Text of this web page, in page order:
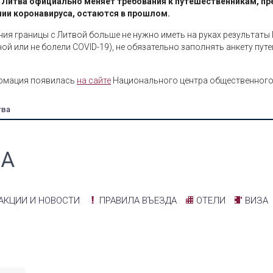
коронавируса, остаются в прошлом.
границы с Литвой больше не нужно иметь на руках
или не болели COVID-19), не обязательно заполнять анкету
появилась на сайте Национального центра
И НОВОСТИ ПРАВИЛА ВЪЕЗДА ОТЕЛИ ВИЗА